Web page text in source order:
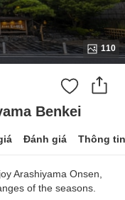
110
Benkei
Đánh giá Thông
Arashiyama Onsen,
of the seasons.